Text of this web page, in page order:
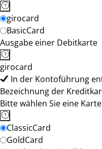
girocard
BasicCard
Ausgabe einer Debitkarte
girocard
In der Kontoführung
Bezeichnung der
Bitte wählen Sie eine
ClassicCard
GoldCard